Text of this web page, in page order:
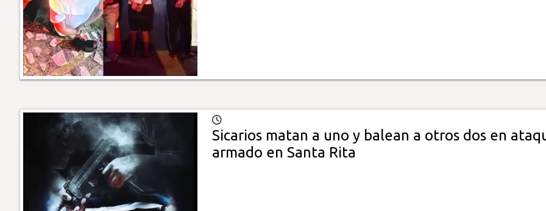
Sicarios matan a uno y balean a otros dos en
armado en Santa Rita